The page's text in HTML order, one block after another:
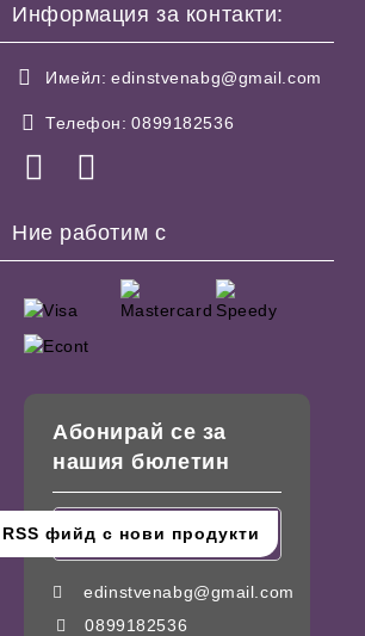
Информация за контакти:
Имейл: edinstvenabg@gmail.com
Телефон: 0899182536
Ние работим с
Абонирай се за
нашия бюлетин
edinstvenabg@gmail.com
0899182536